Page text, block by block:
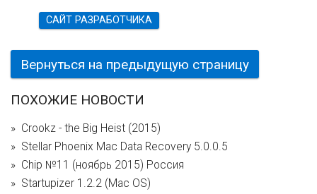
САЙТ РАЗРАБОТЧИКА
Вернуться на предыдущую страницу
ПОХОЖИЕ НОВОСТИ
Crookz - the Big Heist (2015)
Stellar Phoenix Mac Data Recovery 5.0.0.5
Chip №11 (ноябрь 2015) Россия
Startupizer 1.2.2 (Mac OS)